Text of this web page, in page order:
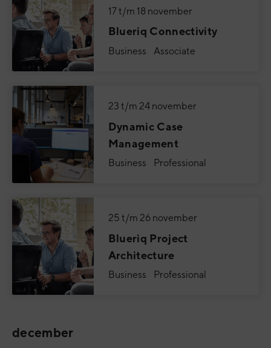
17 t/m 18 november
Blueriq Connectivity
Business Associate
23 t/m 24 november
Dynamic Case
Management
Business Professional
25 t/m 26 november
Blueriq Project
Architecture
Business Professional
december